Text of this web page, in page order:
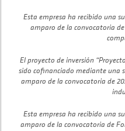
Esta empresa ha recibido una
amparo de la convocatoria
El proyecto de inversión
sido cofinanciado mediante una
amparo de la convocatoria de
Esta empresa ha recibido una
amparo de la convocatoria de